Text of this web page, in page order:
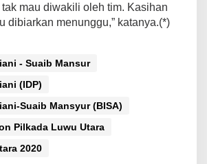
D
P
a
w
a
h
mau diwakili oleh tim. Kasihan
dibiarkan menunggu,” katanya.(*)
- Suaib Mansur
(IDP)
Suaib Mansyur (BISA)
Pilkada Luwu Utara
2020